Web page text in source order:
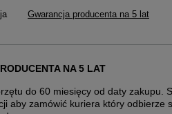
Gwarancja producenta na 5 lat
NA 5 LAT
do 60 miesięcy od daty zakupu.
abyzamówić kuriera który odbierze